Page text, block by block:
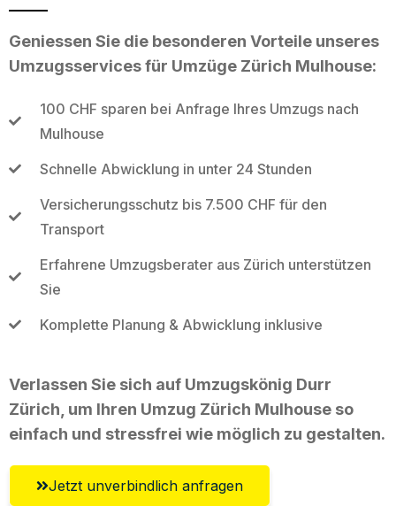
Geniessen Sie die besonderen Vorteile unseres
Umzugsservices für Umzüge Zürich Mulhouse:
100 CHF sparen bei Anfrage Ihres Umzugs nach
Mulhouse
Schnelle Abwicklung in unter 24 Stunden
Versicherungsschutz bis 7.500 CHF für den
Transport
Erfahrene Umzugsberater aus Zürich unterstützen
Sie
Komplette Planung & Abwicklung inklusive
Verlassen Sie sich auf Umzugskönig Durr
Zürich, um Ihren Umzug Zürich Mulhouse so
einfach und stressfrei wie möglich zu gestalten.
Jetzt unverbindlich anfragen